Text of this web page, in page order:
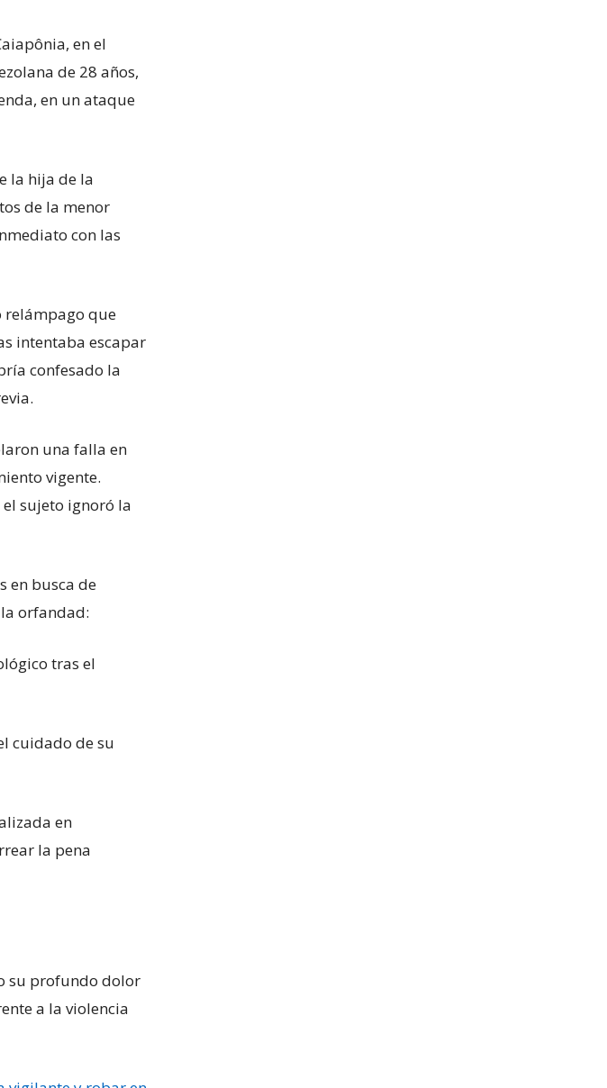
en el
de 28 años,
en un ataque
la hija de la
de la menor
con las
relámpago que
intentaba escapar
confesado la
una falla en
vigente.
sujeto ignoró la
en busca de
orfandad:
tras el
cuidado de su
en
la pena
su profundo dolor
a la violencia